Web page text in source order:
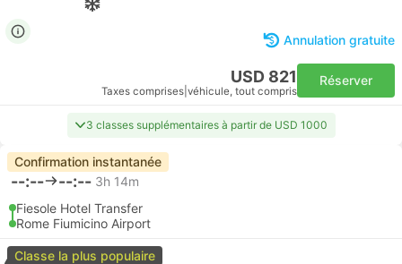
Annulation gratuite
USD 821
Taxes comprises véhicule, tout compris
Réserver
3 classes supplémentaires à partir de USD 1000
Confirmation instantanée
--:-- --:-- 3h 14m
Fiesole Hotel Transfer
Rome Fiumicino Airport
Classe la plus populaire